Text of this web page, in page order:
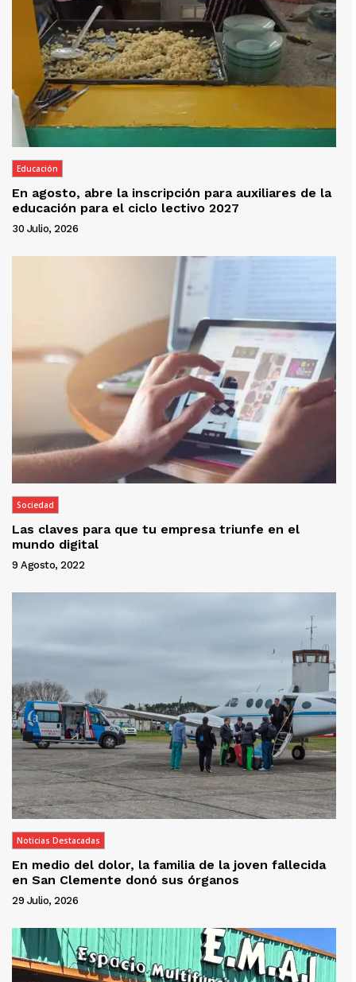
Educación
En agosto, abre la inscripción para auxiliares de la
educación para el ciclo lectivo 2027
30 Julio, 2026
Sociedad
Las claves para que tu empresa triunfe en el
mundo digital
9 Agosto, 2022
Noticias Destacadas
En medio del dolor, la familia de la joven fallecida
en San Clemente donó sus órganos
29 Julio, 2026